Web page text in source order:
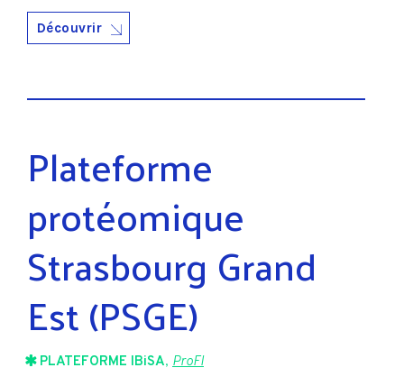
Découvrir
Plateforme
protéomique
Strasbourg Grand
Est (PSGE)
PLATEFORME IBiSA, ProFI